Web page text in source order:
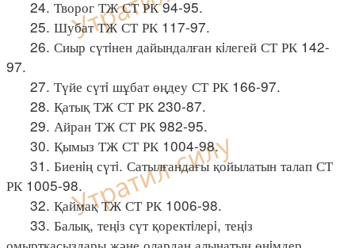
24. Творог ТЖ СТ РК 94-95.
25. Шубат ТЖ СТ РК 117-97.
26. Сиыр сүтiнен дайындалған кiлегей СТ РК 142-
97.
27. Түйе сүтi шұбат өңдеу СТ РК 166-97.
28. Қатық ТЖ СТ РК 230-87.
29. Айран ТЖ СТ РК 982-95.
30. Қымыз ТЖ СТ РК 1004-98.
31. Биенiң сүтi. Сатылғандағы қойылатын талап СТ
РК 1005-98.
32. Қаймақ ТЖ СТ РК 1006-98.
33. Балық, теңiз сүт қоректiлерi, теңiз